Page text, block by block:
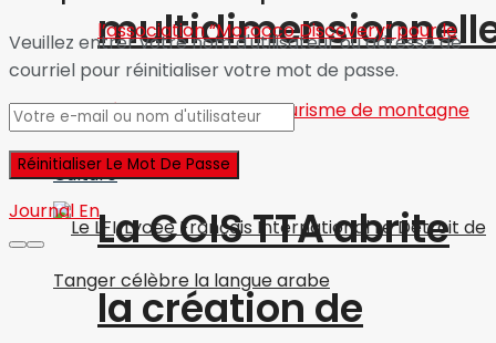
Infos 24
Culture
La CCIS TTA abrite
la création de
Veuillez entrer votre nom d'utilisateur ou adresse de
courriel pour réinitialiser votre mot de passe.
Journal En